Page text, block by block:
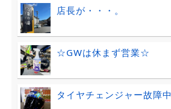
店長が・・・。
☆GWは休まず営業☆
タイヤチェンジャー故障中